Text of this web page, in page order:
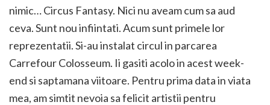
nimic… Circus Fantasy. Nici nu aveam cum sa aud
ceva. Sunt nou infiintati. Acum sunt primele lor
reprezentatii. Si-au instalat circul in parcarea
Carrefour Colosseum. Ii gasiti acolo in acest week-
end si saptamana viitoare. Pentru prima data in viata
mea, am simtit nevoia sa felicit artistii pentru